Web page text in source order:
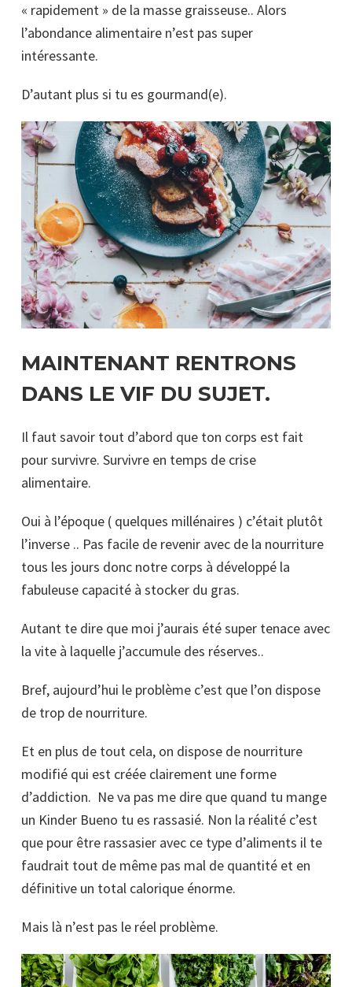
« rapidement » de la masse graisseuse.. Alors
l’abondance alimentaire n’est pas super
intéressante.
D’autant plus si tu es gourmand(e).
MAINTENANT RENTRONS
DANS LE VIF DU SUJET.
Il faut savoir tout d’abord que ton corps est fait
pour survivre. Survivre en temps de crise
alimentaire.
Oui à l’époque ( quelques millénaires ) c’était plutôt
l’inverse .. Pas facile de revenir avec de la nourriture
tous les jours donc notre corps à développé la
fabuleuse capacité à stocker du gras.
Autant te dire que moi j’aurais été super tenace avec
la vite à laquelle j’accumule des réserves..
Bref, aujourd’hui le problème c’est que l’on dispose
de trop de nourriture.
Et en plus de tout cela, on dispose de nourriture
modifié qui est créée clairement une forme
d’addiction. Ne va pas me dire que quand tu mange
un Kinder Bueno tu es rassasié. Non la réalité c’est
que pour être rassasier avec ce type d’aliments il te
faudrait tout de même pas mal de quantité et en
définitive un total calorique énorme.
Mais là n’est pas le réel problème.